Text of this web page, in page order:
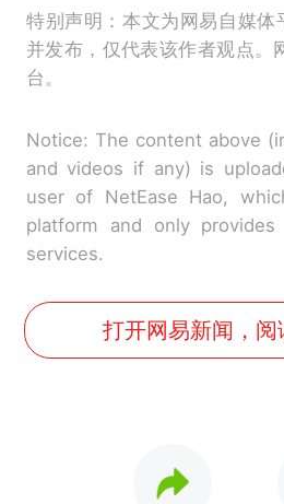
特别声明：本文为网易自媒体
并发布，仅代表该作者观点。
台。
Notice: The content above
and videos if any) is
user of NetEase Hao,
platform and only provides
services.
打开网易新闻，阅